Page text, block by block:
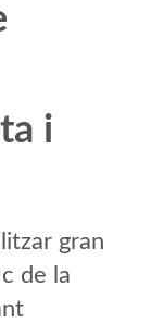
i
gran
de la